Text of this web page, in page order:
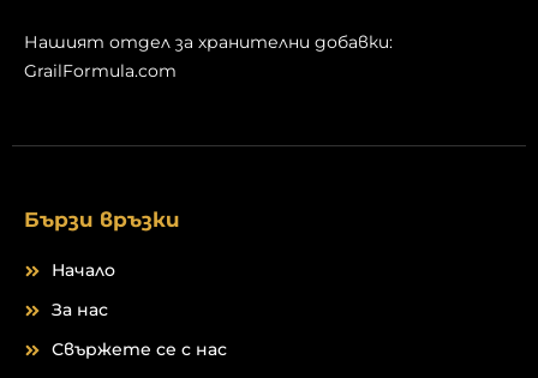
Бързи връзки
Начало
За нас
Свържете се с нас
й
с
б
т
а
а
Нашият отдел за хранителни добавки:
GrailFormula.com